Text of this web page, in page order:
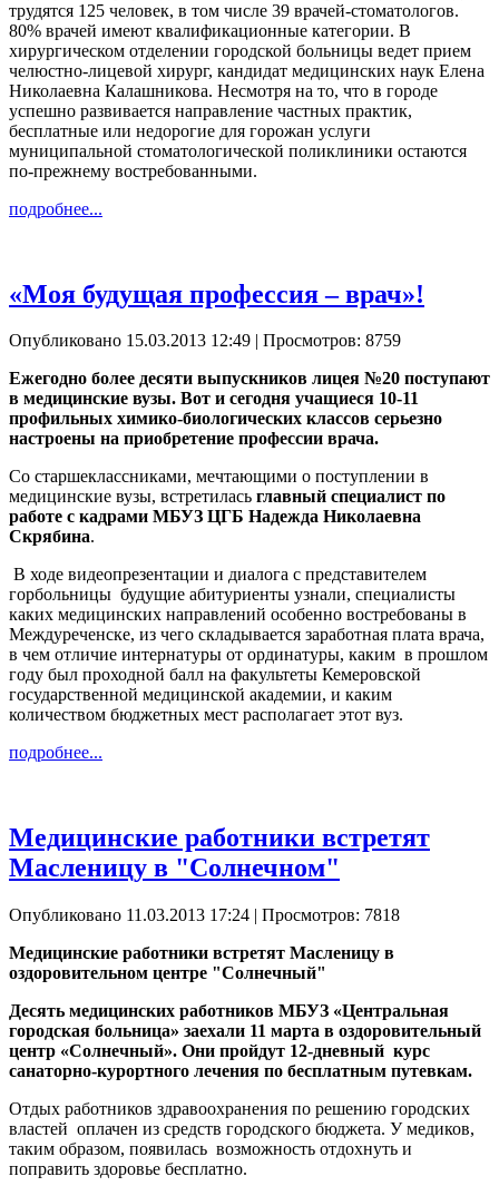
трудятся 125 человек, в том числе 39 врачей-стоматологов.
80% врачей имеют квалификационные категории. В
хирургическом отделении городской больницы ведет прием
челюстно-лицевой хирург, кандидат медицинских наук Елена
Николаевна Калашникова. Несмотря на то, что в городе
успешно развивается направление частных практик,
бесплатные или недорогие для горожан услуги
муниципальной стоматологической поликлиники остаются
по-прежнему востребованными.
подробнее...
«Моя будущая профессия – врач»!
Опубликовано 15.03.2013 12:49 | Просмотров: 8759
Ежегодно более десяти выпускников лицея №20 поступают
в медицинские вузы. Вот и сегодня учащиеся 10-11
профильных химико-биологических классов серьезно
настроены на приобретение профессии врача.
Со старшеклассниками, мечтающими о поступлении в
медицинские вузы, встретилась главный специалист по
работе с кадрами МБУЗ ЦГБ Надежда Николаевна
Скрябина.
В ходе видеопрезентации и диалога с представителем
горбольницы будущие абитуриенты узнали, специалисты
каких медицинских направлений особенно востребованы в
Междуреченске, из чего складывается заработная плата врача,
в чем отличие интернатуры от ординатуры, каким в прошлом
году был проходной балл на факультеты Кемеровской
государственной медицинской академии, и каким
количеством бюджетных мест располагает этот вуз.
подробнее...
Медицинские работники встретят
Масленицу в "Солнечном"
Опубликовано 11.03.2013 17:24 | Просмотров: 7818
Медицинские работники встретят Масленицу в
оздоровительном центре "Солнечный"
Десять медицинских работников МБУЗ «Центральная
городская больница» заехали 11 марта в оздоровительный
центр «Солнечный». Они пройдут 12-дневный курс
санаторно-курортного лечения по бесплатным путевкам.
Отдых работников здравоохранения по решению городских
властей оплачен из средств городского бюджета. У медиков,
таким образом, появилась возможность отдохнуть и
поправить здоровье бесплатно.